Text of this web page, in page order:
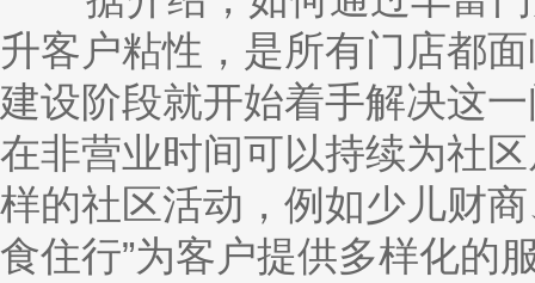
升客户粘性，是所有门店都
建设阶段就开始着手解决这
在非营业时间可以持续为社
样的社区活动，例如少儿财
食住行”为客户提供多样化的